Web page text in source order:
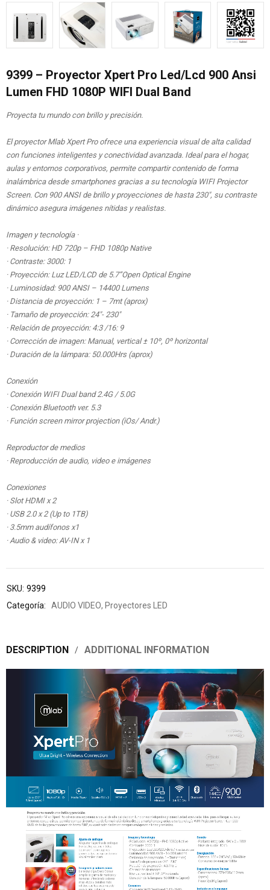
9399 – Proyector Xpert Pro Led/Lcd 900 Ansi
Lumen FHD 1080P WIFI Dual Band
Proyecta tu mundo con brillo y precisión.
El proyector Mlab Xpert Pro ofrece una experiencia visual de alta calidad
con funciones inteligentes y conectividad avanzada. Ideal para el hogar,
aulas y entornos corporativos, permite compartir contenido de forma
inalámbrica desde smartphones gracias a su tecnología WIFI Projector
Screen. Con 900 ANSI de brillo y proyecciones de hasta 230″, su contraste
dinámico asegura imágenes nítidas y realistas.
Imagen y tecnología ·
· Resolución: HD 720p – FHD 1080p Native
· Contraste: 3000: 1
· Proyección: Luz LED/LCD de 5.7”Open Optical Engine
· Luminosidad: 900 ANSI – 14400 Lumens
· Distancia de proyección: 1 – 7mt (aprox)
· Tamaño de proyección: 24″- 230″
· Relación de proyección: 4:3 /16: 9
· Corrección de imagen: Manual, vertical ± 10º, 0º horizontal
· Duración de la lámpara: 50.000Hrs (aprox)
Conexión
· Conexión WIFI Dual band 2.4G / 5.0G
· Conexión Bluetooth ver. 5.3
· Función screen mirror projection (iOs/ Andr.)
Reproductor de medios
· Reproducción de audio, video e imágenes
Conexiones
· Slot HDMI x 2
· USB 2.0 x 2 (Up to 1TB)
· 3.5mm audífonos x1
· Audio & video: AV-IN x 1
SKU: 9399
Categoría:
AUDIO VIDEO, Proyectores LED
DESCRIPTION ADDITIONAL INFORMATION